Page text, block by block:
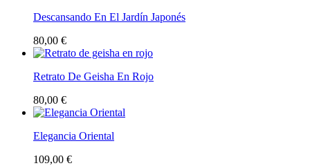
Descansando En El Jardín Japonés
80,00 €
Retrato De Geisha En Rojo
80,00 €
Elegancia Oriental
109,00 €